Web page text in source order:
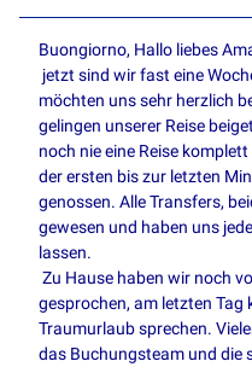
Buongiorno, Hallo liebes
jetzt sind wir fast eine
möchten uns sehr herzlich
gelingen unserer Reise
noch nie eine Reise
der ersten bis zur letzten
genossen. Alle Transfers,
gewesen und haben uns
lassen.
Zu Hause haben wir noch
gesprochen, am letzten Tag
Traumurlaub sprechen.
das Buchungsteam und die